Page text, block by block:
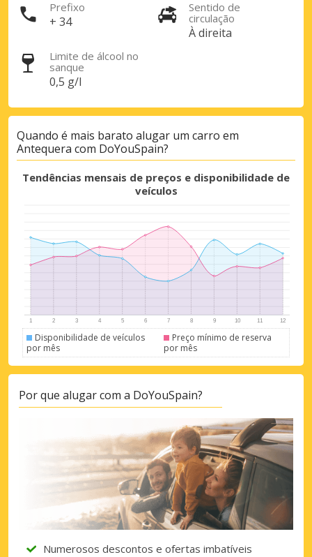
Descontos especiais
Aceda a ofertas exclusivas dos nossos
fornecedores
Iniciar sessão com eLink
Prefixo
+ 34
Sentido de
circulação
À direita
Limite de álcool no
sanque
0,5 g/l
Quando é mais barato alugar um carro em
Antequera com DoYouSpain?
Tendências mensais de preços e disponibilidade de
veículos
Disponibilidade de veículos
por mês
Preço mínimo de reserva
por mês
Por que alugar com a DoYouSpain?
Numerosos descontos e ofertas imbatíveis